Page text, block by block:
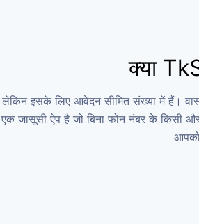
क्या
लेकिन इसके लिए आवेदन सीमित संख्या में हैं।
जासूसी ऐप है जो बिना फोन नंबर के किसी